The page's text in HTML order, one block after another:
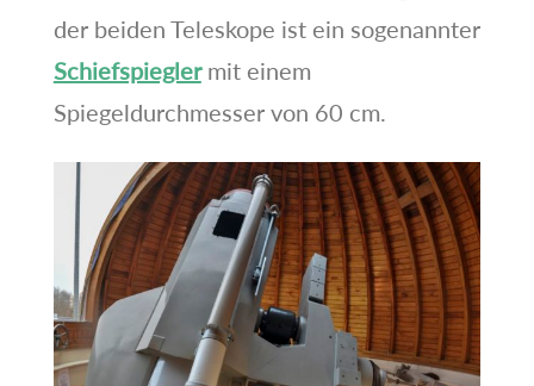
der beiden Teleskope ist ein sogenannter
Schiefspieglermit einem
Spiegeldurchmesser von 60 cm.